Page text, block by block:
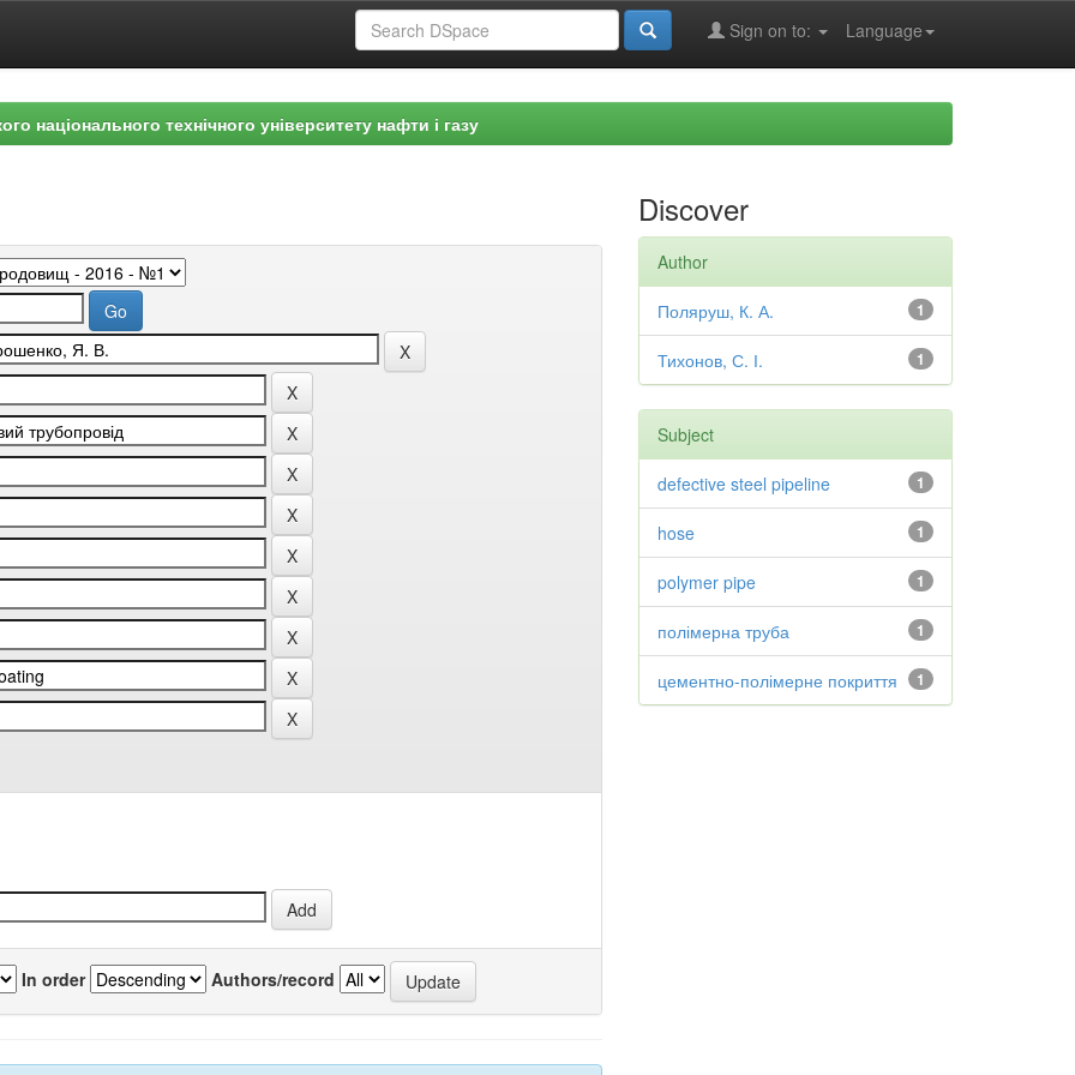
Language
Sign on to:
національного технічного університету нафти і газу
In order Authors/record
Discover
Author
1
Поляруш, К. А.
1
Тихонов, С. І.
Subject
1
defective steel pipeline
1
hose
1
polymer pipe
1
полімерна труба
1
цементно-полімерне покриття